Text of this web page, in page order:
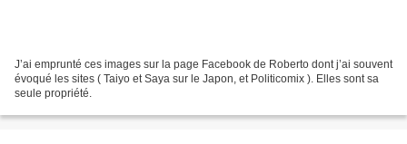
J’ai emprunté ces images sur la page Facebook de Roberto dont j’ai souvent
évoqué les sites ( Taiyo et Saya sur le Japon, et Politicomix ). Elles sont sa
seule propriété.